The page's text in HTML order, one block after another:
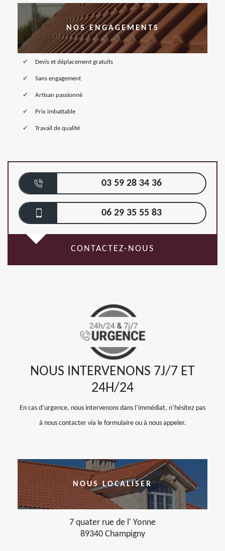
NOS ENGAGEMENTS
Devis et déplacement gratuits
Sans engagement
Artisan passionné
Prix imbattable
Travail de qualité
03 59 28 34 36
06 29 35 55 83
CONTACTEZ-NOUS
NOUS INTERVENONS 7J/7 ET
24H/24
En cas d’urgence, nous intervenons dans l’immédiat, n’hésitez pas
à nous contacter via le formulaire ou à nous appeler.
NOUS LOCALISER
7 quater rue de l' Yonne
89340 Champigny